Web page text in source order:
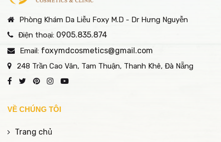
Phòng Khám Da Liễu Foxy M.D - Dr Hưng Nguyễn
Điện thoại: 0905.835.874
Email: foxymdcosmetics@gmail.com
248 Trần Cao Vân, Tam Thuận, Thanh Khê, Đà Nẵng
VỀ CHÚNG TÔI
Trang chủ